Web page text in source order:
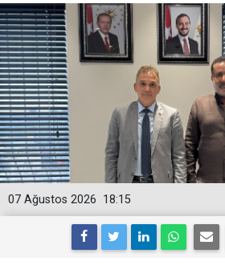
18:15
07 Ağustos 2026